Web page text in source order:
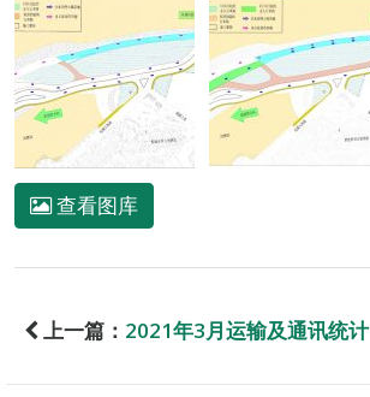
查看图库
上一篇： 2021年3月运输及通讯统计